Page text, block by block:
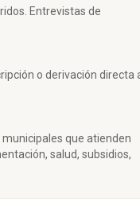
Entrevistas de
o derivación directa
que atienden
salud, subsidios,